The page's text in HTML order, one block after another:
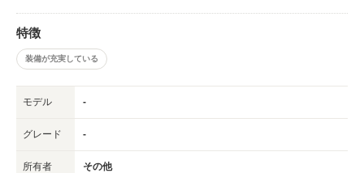
特徴
装備が充実している
モデル -
グレード -
所有者 その他